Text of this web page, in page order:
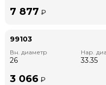
7 877 ₽
99103
Вн. диаметр
26
Нар.
33.35
3 066 ₽